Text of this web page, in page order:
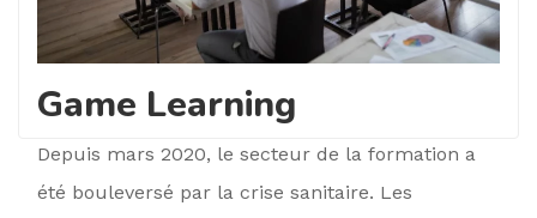
Game Learning
Depuis mars 2020, le secteur de la formation a
été bouleversé par la crise sanitaire. Les